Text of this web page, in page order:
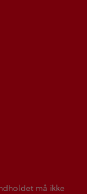
må ikke